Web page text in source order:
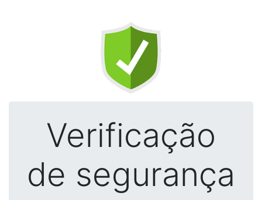
Verificação
de segurança